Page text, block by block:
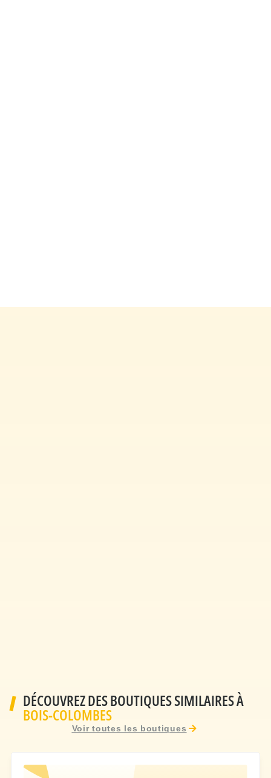
DÉCOUVREZ DES BOUTIQUES SIMILAIRES À
BOIS-COLOMBES
Voir toutes les boutiques